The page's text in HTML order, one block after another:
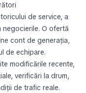
de service, a
O ofertă
cont de generația,
de echipare.
modificările recente,
verificări la drum,
de trafic reale.